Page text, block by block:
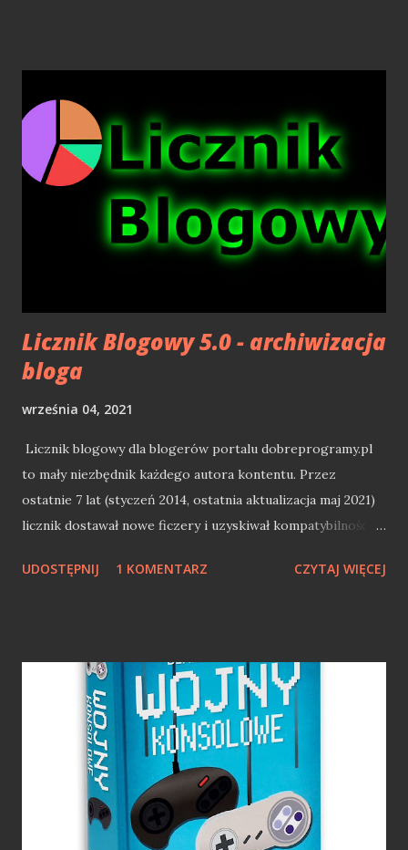
grach to nic innego, jak chwilowe zaskoczenie gracza, do
którego ten szybko się przyzwyczaja. Po pewnym czasie
zaczyna się go nawet ignorować, a po dłuższej chwili staje
się irytujący i sprawia, że do rozgrywki wkrada się nuda i
monotonia. Jak to z tymi horrorami bywa? W ostatnich
latach najbardziej zawiodłem się na dylogii Layers of Fear.
Klimat szybko siadał, a rozgrywka stawała się powtarzalna i
Licznik Blogowy 5.0 - archiwizacja
bloga
września 04, 2021
Licznik blogowy dla blogerów portalu dobreprogramy.pl
to mały niezbędnik każdego autora kontentu. Przez
ostatnie 7 lat (styczeń 2014, ostatnia aktualizacja maj 2021)
licznik dostawał nowe ficzery i uzyskiwał kompatybilność z
kolejny duży ficzer - archiwizacja bloga. Stwórz pełne
zdjęcia (DobryBackupBloga — aplikacja do szybkiej
archiwizacji wpisów blogowych). Lata leciały, a apka
przestała działać z nową odsłoną dobrychprogramów.
Temat został zapomniany, aż wojtekadams odgrzebał temat
DobregoBackupuBloga. Sam pomysł nadal jest ciekawy, ale
forma - pliki exe do pobrania z obcego źródła już nie. Z
tego też powodu możliwość stworzenia archiwum bloga
UDOSTĘPNIJ 1 KOMENTARZ CZYTAJ WIĘCEJ